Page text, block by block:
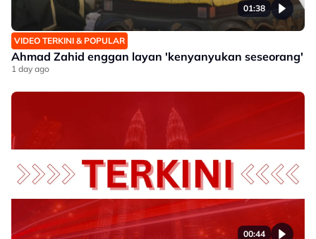
01:38
VIDEO TERKINI & POPULAR
Ahmad Zahid enggan layan 'kenyanyukan seseorang'
1 day ago
00:44